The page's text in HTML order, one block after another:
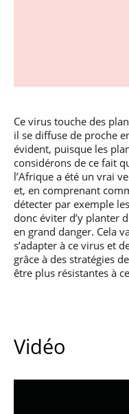
Ce virus touche des
il se diffuse de proche
évident, puisque les
considérons de ce fait
l’Afrique a été un vrai
et, en comprenant
détecter par exemple
donc éviter d’y planter
en grand danger. Cela
s’adapter à ce virus et
grâce à des stratégies
être plus résistantes à
Vidéo